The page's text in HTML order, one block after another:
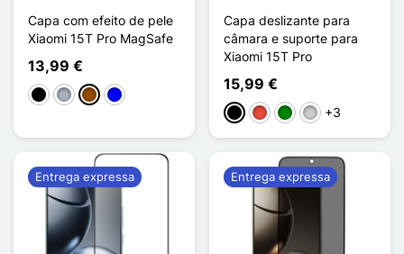
Capa com efeito de pele
Xiaomi 15T Pro MagSafe
13,99 €
PretoCinzento
Castanho
Azul
Capa deslizante para
câmara e suporte para
Xiaomi 15T Pro
15,99 €
PretoVermelho
VerdePrata+3
Entrega expressa Entrega expressa